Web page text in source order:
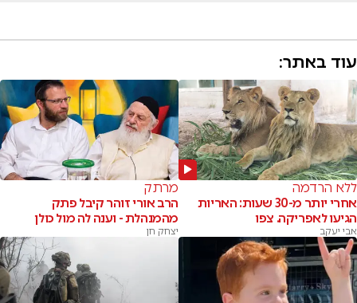
עוד באתר:
ללא הרדמה
אחרי יותר מ-30 שעות: האריות
הגיעו לאפריקה. צפו
אבי יעקב
מרתק
הרב אורי זוהר קיבל פתק
מהמנהלת - וענה לה מול כולן
יצחק חן